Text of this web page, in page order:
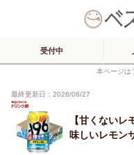
受付中
本ページは
最終更新日：2026/06/27
【甘くない
味しいレモン